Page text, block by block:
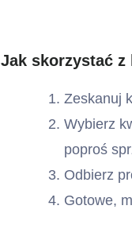
Jak skorzystać z
Zeskanuj
Wybierz
poproś
Odbierz
Gotowe,